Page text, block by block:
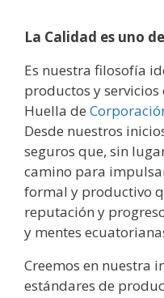
La Calidad es uno
Es nuestra filosofía
productos y
Huella de
Desde nuestros
seguros que, sin
camino para
formal y productivo
reputación y
y mentes
Creemos en nuestra
estándares de